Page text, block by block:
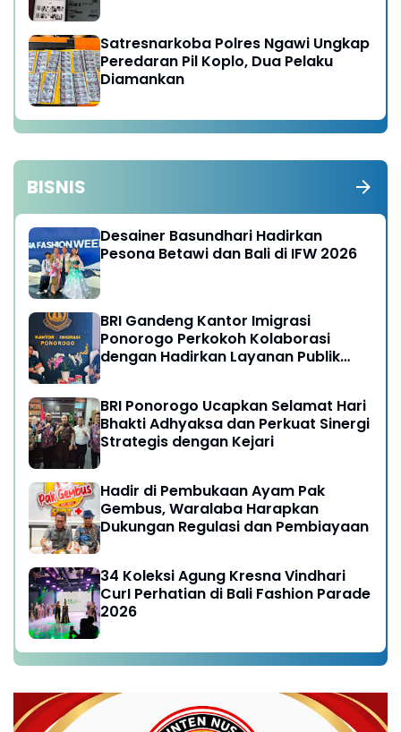
Satresnarkoba Polres Ngawi Ungkap
Peredaran Pil Koplo, Dua Pelaku
Diamankan
BISNIS
Desainer Basundhari Hadirkan
Pesona Betawi dan Bali di IFW 2026
BRI Gandeng Kantor Imigrasi
Ponorogo Perkokoh Kolaborasi
dengan Hadirkan Layanan Publik
BRI Ponorogo Ucapkan Selamat Hari
Bhakti Adhyaksa dan Perkuat Sinergi
Strategis dengan Kejari
Hadir di Pembukaan Ayam Pak
Gembus, Waralaba Harapkan
Dukungan Regulasi dan Pembiayaan
34 Koleksi Agung Kresna Vindhari
CurI Perhatian di Bali Fashion Parade
2026